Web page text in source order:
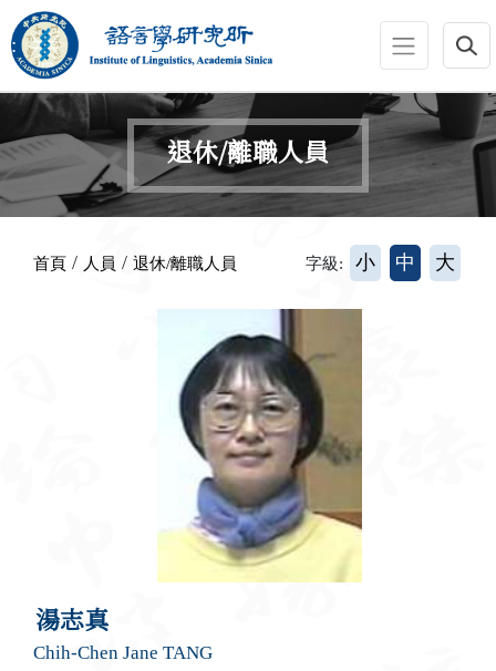
跳到主要內容區塊
:::
退休/離職人員
首頁 / 人員 / 退休/離職人員 字級: 小 中 大
湯志真
Chih-Chen Jane TANG